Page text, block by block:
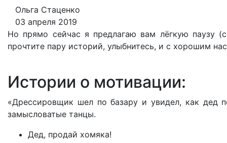
Ольга Стаценко
03 апреля 2019
Но прямо сейчас я предлагаю вам лёгкую паузу
прочтите пару историй, улыбнитесь, и с хорошим
Истории о мотивации:
«Дрессировщик шел по базару и увидел, как дед
замысловатые танцы.
Дед, продай хомяка!